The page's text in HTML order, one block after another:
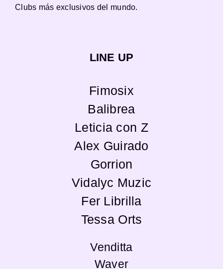
Clubs más exclusivos del mundo.
LINE UP
Fimosix
Balibrea
Leticia con Z
Alex Guirado
Gorrion
Vidalyc Muzic
Fer Librilla
Tessa Orts
Venditta
Waver